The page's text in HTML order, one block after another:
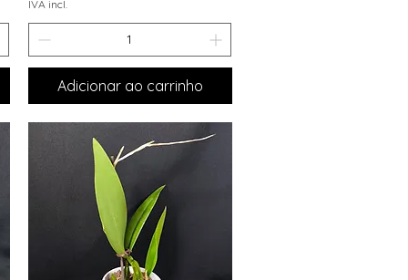
IVA incl.
Adicionar ao carrinho